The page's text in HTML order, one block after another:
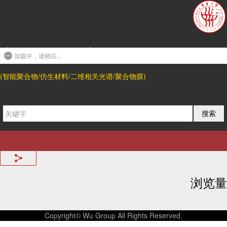
东华大学武培怡教授课题组
(智能聚合物/仿生材料/二维相关光谱/聚合物膜)
搜索
联系我们
上海市松江区人民北路2999号
东华大学 松江校区
电话:
邮箱wupeiyi@dhu.edu.cn
分享我们
浏览量
Copyright© Wu Group All Rights Reserved.
加载中，请稍后...